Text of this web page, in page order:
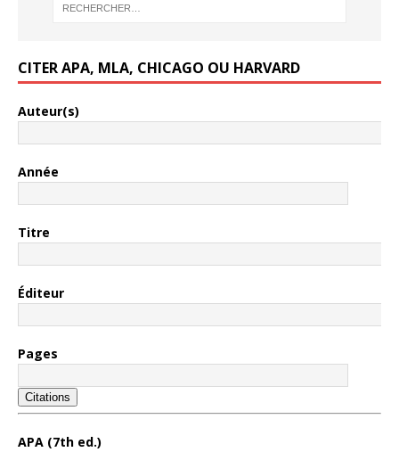
CITER APA, MLA, CHICAGO OU HARVARD
Auteur(s)
Année
Titre
Éditeur
Pages
Citations
APA (7th ed.)